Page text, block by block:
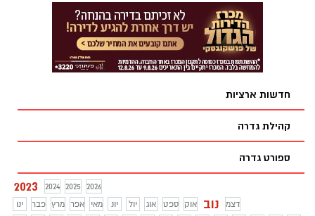
מסלולים לפי מיקום העסק. מדובר בתכנית
פיצויים בעלות של 15 מיליארד שקל לעסקים
שהכנסותיהם נפגעו בתקופת המלחמה. כזכור,
עסקים המרוחקים עד 40 ק"מ מגבול עזה
ועסקים ביישובים באזורים שהוגדרו כרגישים
חדשות ארציות
קהילת גדרה
ספורט גדרה
2023 2024 2025
2026
ינו
פבר מרץ אפר מאי יונ יול אוג ספט אוק נוב
דצמ